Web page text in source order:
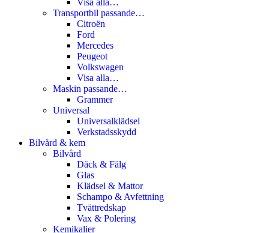
Visa alla…
Transportbil passande…
Citroën
Ford
Mercedes
Peugeot
Volkswagen
Visa alla…
Maskin passande…
Grammer
Universal
Universalklädsel
Verkstadsskydd
Bilvård & kem
Bilvård
Däck & Fälg
Glas
Klädsel & Mattor
Schampo & Avfettning
Tvättredskap
Vax & Polering
Kemikalier